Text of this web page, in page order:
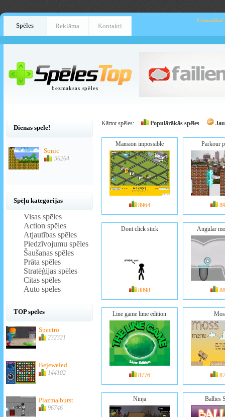
Spēles Reklāma Kontakti
Uzmanību!
bezmaksas spēles
Dienas spēle!
Sonic
56264
Spēļu kategorijas
Visas spēles
Action spēles
Atjautības spēles
Piedzīvojumu spēles
Šaušanas spēles
Prāta spēles
Stratēģijas spēles
Citas spēles
Auto spēles
TOP spēles
Spectro
232321
Bejeweled
144102
Plazma burst
96746
Kārtot spēles: Populārākās spēles
Mansion impossible
8964
Parkour
Dont click stick
8898
Angular
Line game lime edition
8776
Ninja Ballies